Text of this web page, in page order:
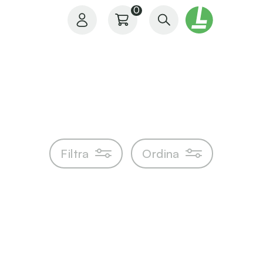
Il mio profilo
I miei ordini
0
Filtra Ordina